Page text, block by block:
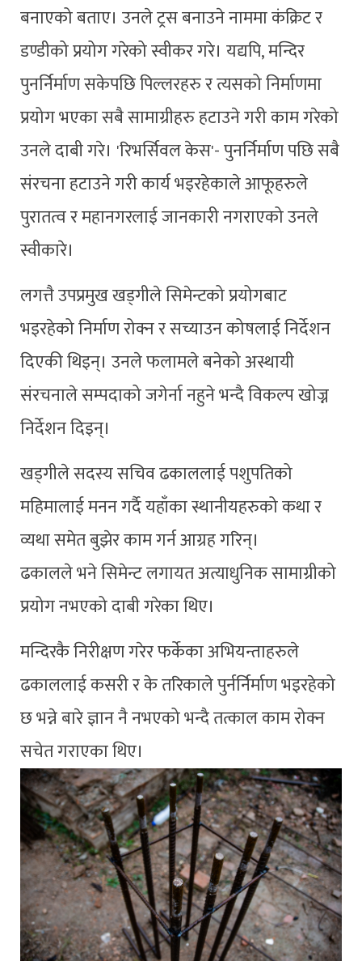
बनाएको बताए। उनले ट्रस बनाउने नाममा कंक्रिट र
डण्डीको प्रयोग गरेको स्वीकर गरे। यद्यपि, मन्दिर
पुनर्निर्माण सकेपछि पिल्लरहरु र त्यसको निर्माणमा
प्रयोग भएका सबै सामाग्रीहरु हटाउने गरी काम गरेको
उनले दाबी गरे। 'रिभर्सिवल केस'- पुनर्निर्माण पछि सबै
संरचना हटाउने गरी कार्य भइरहेकाले आफूहरुले
पुरातत्व र महानगरलाई जानकारी नगराएको उनले
स्वीकारे।
लगत्तै उपप्रमुख खड्गीले सिमेन्टको प्रयोगबाट
भइरहेको निर्माण रोक्न र सच्याउन कोषलाई निर्देशन
दिएकी थिइन्। उनले फलामले बनेको अस्थायी
संरचनाले सम्पदाको जगेर्ना नहुने भन्दै विकल्प खोज्न
निर्देशन दिइन्।
खड्गीले सदस्य सचिव ढकाललाई पशुपतिको
महिमालाई मनन गर्दै यहाँका स्थानीयहरुको कथा र
व्यथा समेत बुझेर काम गर्न आग्रह गरिन्।
ढकालले भने सिमेन्ट लगायत अत्याधुनिक सामाग्रीको
प्रयोग नभएको दाबी गरेका थिए।
मन्दिरकै निरीक्षण गरेर फर्केका अभियन्ताहरुले
ढकाललाई कसरी र के तरिकाले पुर्नर्निर्माण भइरहेको
छ भन्ने बारे ज्ञान नै नभएको भन्दै तत्काल काम रोक्न
सचेत गराएका थिए।